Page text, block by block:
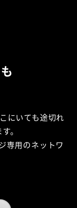
にいても途切れ
。
専用のネットワ